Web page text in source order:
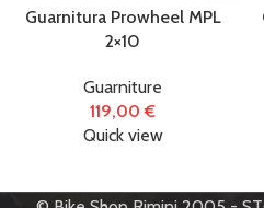
Guarnitura Prowheel MPL
2×10
Guarniture
119,00€
Quick view